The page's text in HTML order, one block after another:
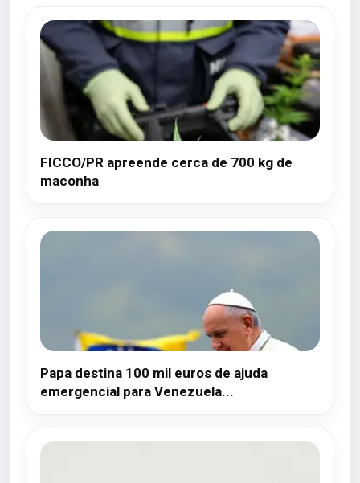
FICCO/PR apreende cerca de 700 kg de
maconha
Papa destina 100 mil euros de ajuda
emergencial para Venezuela...